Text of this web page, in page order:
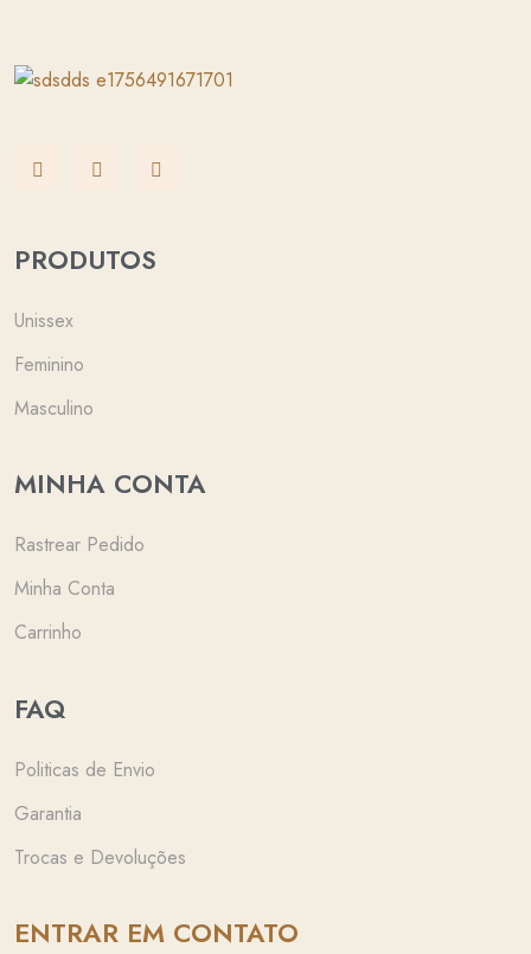
PRODUTOS
Unissex
Feminino
Masculino
MINHA CONTA
Rastrear Pedido
Minha Conta
Carrinho
FAQ
Politicas de Envio
Garantia
Trocas e Devoluções
ENTRAR EM CONTATO